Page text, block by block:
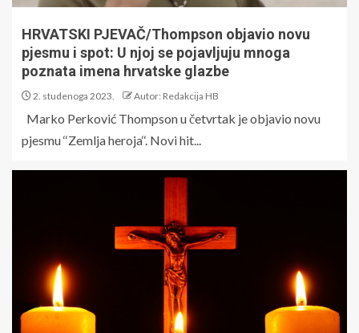
HRVATSKI PJEVAČ/Thompson objavio novu
pjesmu i spot: U njoj se pojavljuju mnoga
poznata imena hrvatske glazbe
2. studenoga 2023. Autor: Redakcija HB
Marko Perković Thompson u četvrtak je objavio novu
pjesmu ‘‘Zemlja heroja‘‘. Novi hit...